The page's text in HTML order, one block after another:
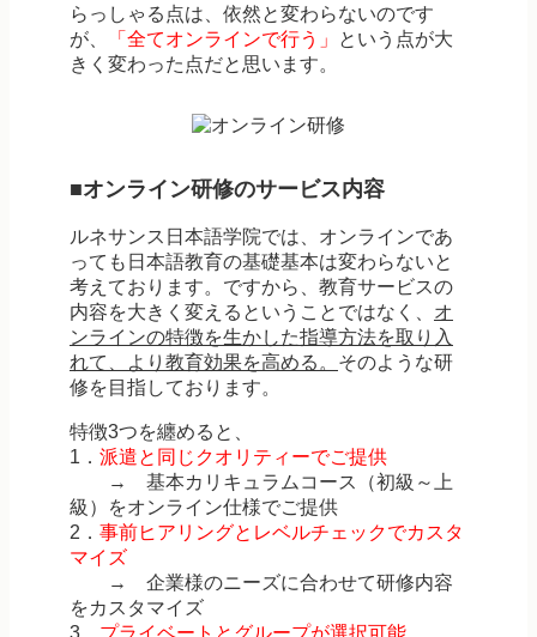
らっしゃる点は、依然と変わらないのです
が、
「全てオンラインで行う」
という点が大
きく変わった点だと思います。
■オンライン研修のサービス内容
ルネサンス日本語学院では、オンラインであ
っても日本語教育の基礎基本は変わらないと
考えております。ですから、教育サービスの
内容を大きく変えるということではなく、 オ
ンラインの特徴を生かした指導方法を取り入
れて、より教育効果を高める。 そのような研
修を目指しております。
特徴3つを纏めると、
1． 派遣と同じクオリティーでご提供
→ 基本カリキュラムコース（初級～上
級）をオンライン仕様でご提供
2． 事前ヒアリングとレベルチェックでカスタ
マイズ
→ 企業様のニーズに合わせて研修内容
をカスタマイズ
3． プライベートとグループが選択可能